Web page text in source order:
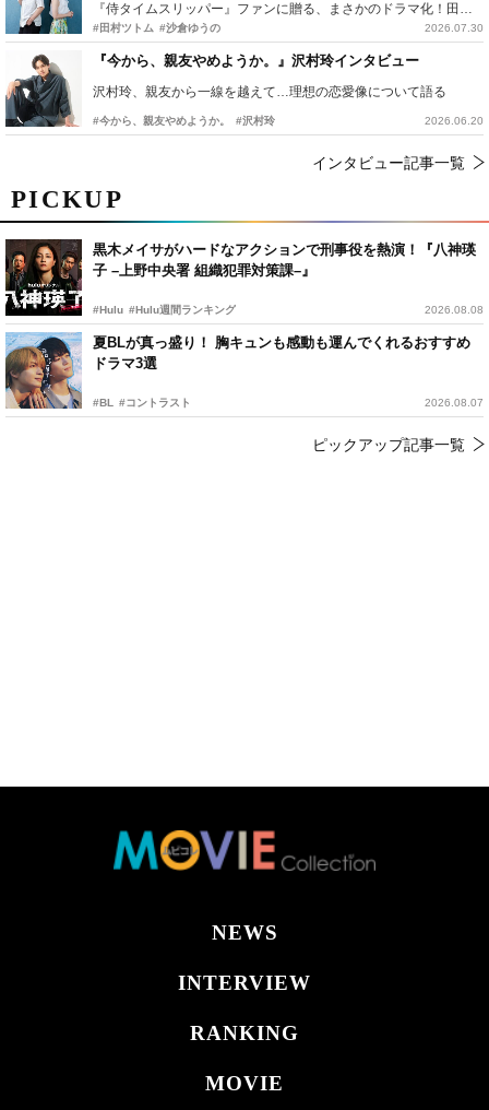
PICKUP
黒木メイサがハードなアクションで刑事役を熱演！『八神瑛
子 –上野中央署 組織犯罪対策課–』
#Hulu #Hulu週間ランキング 2026.08.08
夏BLが真っ盛り！ 胸キュンも感動も運んでくれるおすすめ
ドラマ3選
#BL #コントラスト 2026.08.07
ピックアップ記事一覧
『侍タイムスリッパー』ファンに贈る、まさかのドラマ化！田村ツトム×沙倉ゆうのが語る『心配無用ノ介』撮影秘話
#田村ツトム #沙倉ゆうの 2026.07.30
『今から、親友やめようか。』沢村玲インタビュー
沢村玲、親友から一線を越えて…理想の恋愛像について語る
#今から、親友やめようか。 #沢村玲 2026.06.20
インタビュー記事一覧
NEWS
INTERVIEW
RANKING
MOVIE